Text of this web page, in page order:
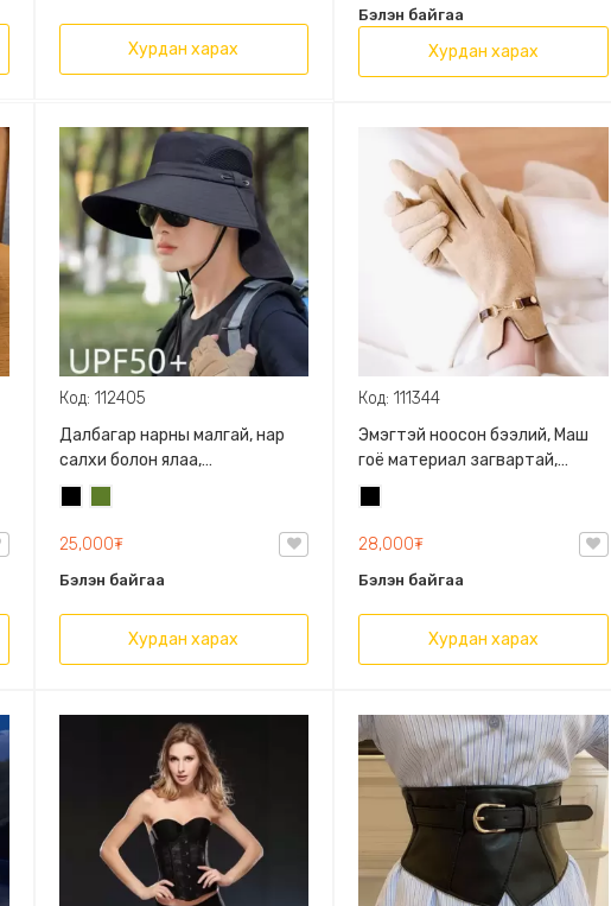
Хурдан харах
технологи, Гэрэл мэдрэх
технологи
Бэлэн байгаа
Хурдан харах
Код: 112405
Далбагар нарны малгай, нар
салхи болон ялаа,
шумуулнааас хамгаална
25,000₮
Бэлэн байгаа
Хурдан харах
Код: 111344
Эмэгтэй ноосон бээлий, Маш
гоё материал загвартай,
дулаахан дотортой таны
гарын дааруулахгүй
28,000₮
Бэлэн байгаа
Хурдан харах